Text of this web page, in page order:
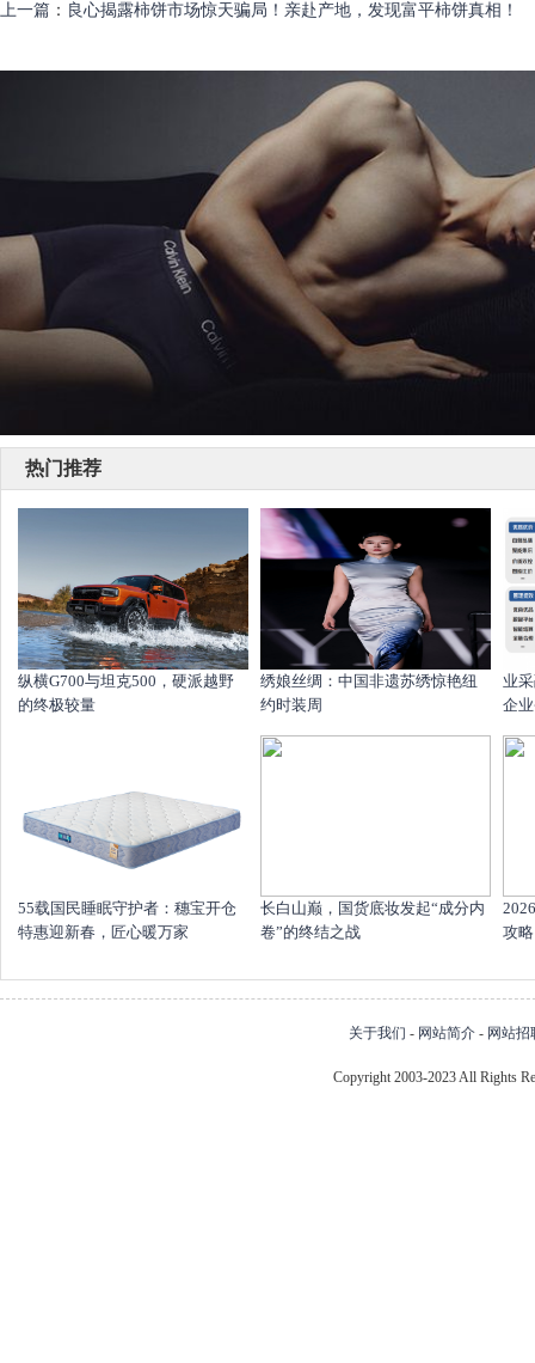
上一篇 ： 良心揭露柿饼市场惊天骗局！亲赴产地，发现富平柿饼真相！
热门推荐
纵横G700与坦克500，硬派越野
的终极较量
绣娘丝绸：中国非遗苏绣惊艳纽
约时装周
业
企
55载国民睡眠守护者：穗宝开仓
特惠迎新春，匠心暖万家
长白山巅，国货底妆发起“成分内
卷”的终结之战
攻略
关于我们 - 网站简介 - 网站招
Copyright 2003-2023 All Rights